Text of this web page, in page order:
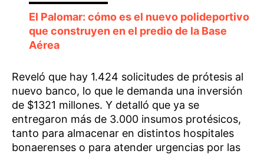
El Palomar: cómo es el nuevo polideportivo
que construyen en el predio de la Base
Aérea
Reveló que hay 1.424 solicitudes de prótesis al
nuevo banco, lo que le demanda una inversión
de $1321 millones. Y detalló que ya se
entregaron más de 3.000 insumos protésicos,
tanto para almacenar en distintos hospitales
bonaerenses o para atender urgencias por las